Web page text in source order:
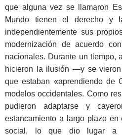
que alguna vez se llamaron
Mundo tienen el derecho y
independientemente sus
modernización de acuerdo
nacionales. Durante un tiempo,
hicieron la ilusión ―y se
que estaban «aprendiendo de
modelos occidentales. Como
pudieron adaptarse y
estancamiento a largo plazo
social, lo que dio lugar a